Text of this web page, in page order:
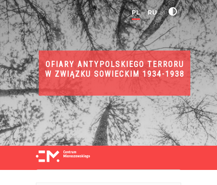
PL RU
OFIARY ANTYPOLSKIEGO TERRORU
W ZWIĄZKU SOWIECKIM 1934-1938